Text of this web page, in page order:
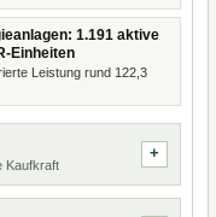
1.191 aktive
Einheiten
Leistung rund 122,3
Kaufkraft